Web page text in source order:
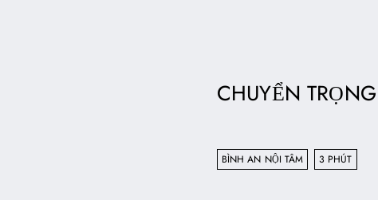
CHUYỂN
BÌNH AN NỘI TÂM 3 PHÚT